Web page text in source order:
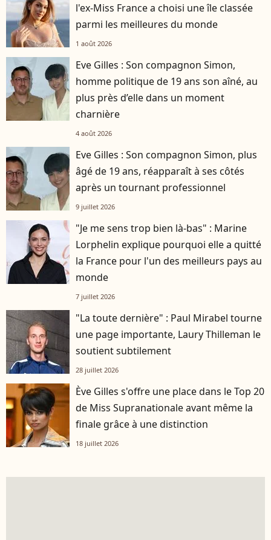
l'ex-Miss France a choisi une île classée
parmi les meilleures du monde
1 août 2026
Eve Gilles : Son compagnon Simon,
homme politique de 19 ans son aîné, au
plus près d’elle dans un moment
charnière
4 août 2026
Eve Gilles : Son compagnon Simon, plus
âgé de 19 ans, réapparaît à ses côtés
après un tournant professionnel
9 juillet 2026
"Je me sens trop bien là-bas" : Marine
Lorphelin explique pourquoi elle a quitté
la France pour l'un des meilleurs pays au
monde
7 juillet 2026
"La toute dernière" : Paul Mirabel tourne
une page importante, Laury Thilleman le
soutient subtilement
28 juillet 2026
Ève Gilles s'offre une place dans le Top 20
de Miss Supranationale avant même la
finale grâce à une distinction
18 juillet 2026